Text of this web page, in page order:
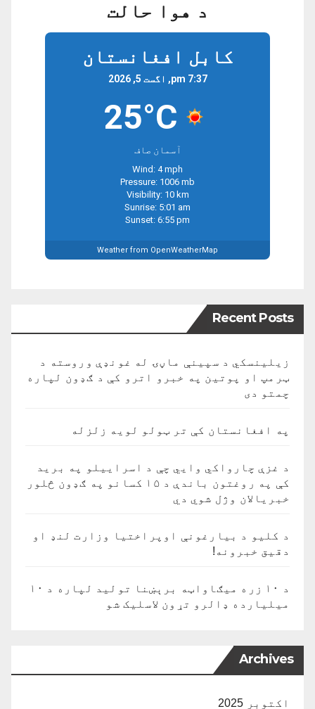
د هوا حالت
کابل افغانستان
7:37 pm, اگست 5, 2026
25°C
آسمان صاف
Wind: 4 mph
Pressure: 1006 mb
Visibility: 10 km
Sunrise: 5:01 am
Sunset: 6:55 pm
Weather from OpenWeatherMap
Recent Posts
زیلینسکي د سپینې ماڼۍ له غونډې وروسته د
ټرمپ او پوتین په خبرو اترو کې د ګډون لپاره
چمتو دی
په افغانستان کې تر ټولو لویه زلزله
د غزې چارواکي وايي چې د اسراییلو په برید
کې په روغتون باندې د ۱۵ کسانو په ګډون څلور
خبریالان وژل شوي دي
د کلیو د بیارغونې اوپراختیا وزارت لنډ او
دقیق خبرونه!
د ۱۰ زره میګاواټه برېښنا تولید لپاره د ۱۰
میلیارده ډالرو تړون لاسلیک شو
Archives
اکتوبر 2025